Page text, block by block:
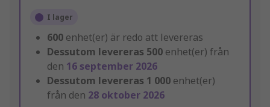
I lager
600 enhet(er) är redo att levereras
Dessutom levereras 500 enhet(er) från
den 16 september 2026
Dessutom levereras 1 000 enhet(er)
från den 28 oktober 2026